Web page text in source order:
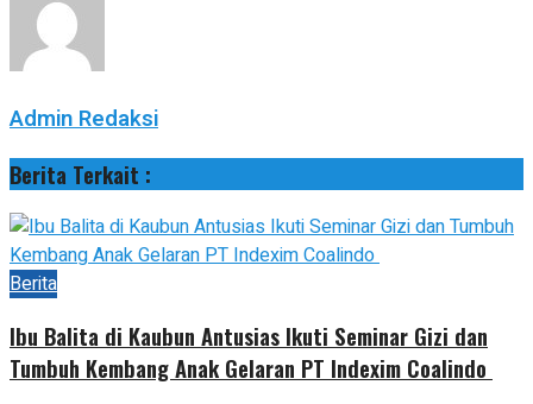
Admin Redaksi
Berita Terkait :
Berita
Ibu Balita di Kaubun Antusias Ikuti Seminar Gizi dan
Tumbuh Kembang Anak Gelaran PT Indexim Coalindo